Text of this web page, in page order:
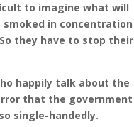
to imagine what will
in concentration
they have to stop their
happily talk about the
that the government
single-handedly.